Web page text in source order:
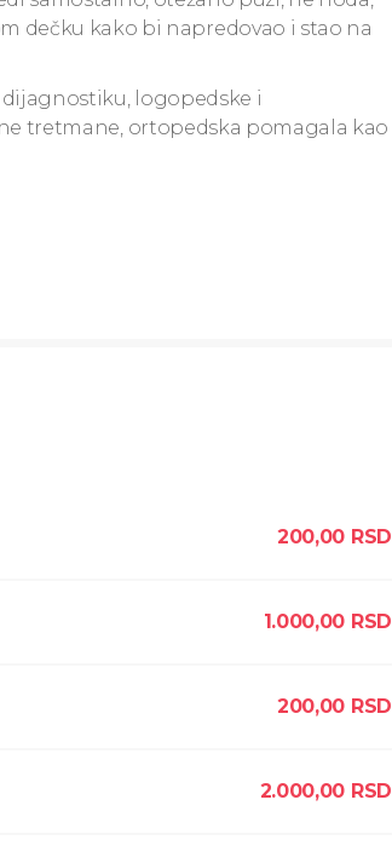
dečku kako bi napredovao i stao na
logopedske i
tretmane, ortopedska pomagala kao
200,00 RSD
1.000,00 RSD
200,00 RSD
2.000,00 RSD